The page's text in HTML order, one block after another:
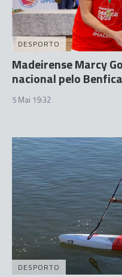
DESPORTO
Madeirense Marcy
nacional pelo Benfica
5 Mai 19:32
DESPORTO